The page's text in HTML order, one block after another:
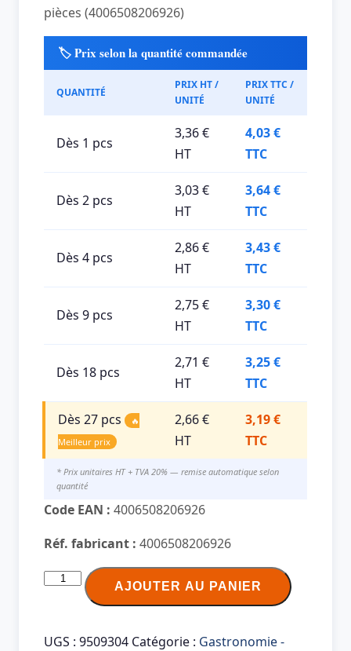
pièces (4006508206926)
🏷️ Prix selon la quantité commandée
QUANTITÉ
PRIX HT /
UNITÉ
PRIX TTC /
UNITÉ
Dès 1 pcs
3,36 €
HT
4,03 €
TTC
Dès 2 pcs
3,03 €
HT
3,64 €
TTC
Dès 4 pcs
2,86 €
HT
3,43 €
TTC
Dès 9 pcs
2,75 €
HT
3,30 €
TTC
Dès 18 pcs
2,71 €
HT
3,25 €
TTC
Dès 27 pcs
🔥
Meilleur prix
2,66 €
HT
3,19 €
TTC
* Prix unitaires HT + TVA 20% — remise automatique selon
quantité
Code EAN : 4006508206926
Réf. fabricant : 4006508206926
quantité
Filtre
AJOUTER AU PANIER
UGS : 9509304 Catégorie : Gastronomie -